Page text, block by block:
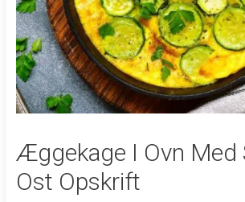
Æggekage I Ovn Med
Ost Opskrift